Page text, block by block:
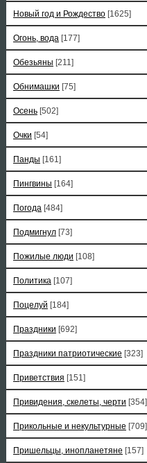
Новый год и Рождество [1625]
Огонь, вода [177]
Обезьяны [211]
Обнимашки [75]
Осень [502]
Очки [54]
Панды [161]
Пингвины [164]
Погода [484]
Подмигнул [73]
Пожилые люди [108]
Политика [107]
Поцелуй [184]
Праздники [692]
Праздники патриотические [323]
Приветствия [151]
Привидения, скелеты, черти [354]
Прикольные и некультурные [709]
Пришельцы, инопланетяне [157]